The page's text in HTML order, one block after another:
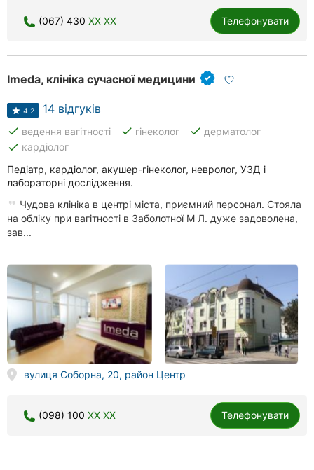
(067) 430 XX XX Телефонувати
Imeda, клініка сучасної медицини
4.2 14 відгуків
done ведення вагітності done гінеколог done дерматолог
done кардіолог
Педіатр, кардіолог, акушер-гінеколог, невролог, УЗД і
лабораторні дослідження.
Чудова клініка в центрі міста, приємний персонал. Стояла
на обліку при вагітності в Заболотної М Л. дуже задоволена,
зав...
вулиця Соборна, 20, район Центр
(098) 100 XX XX Телефонувати